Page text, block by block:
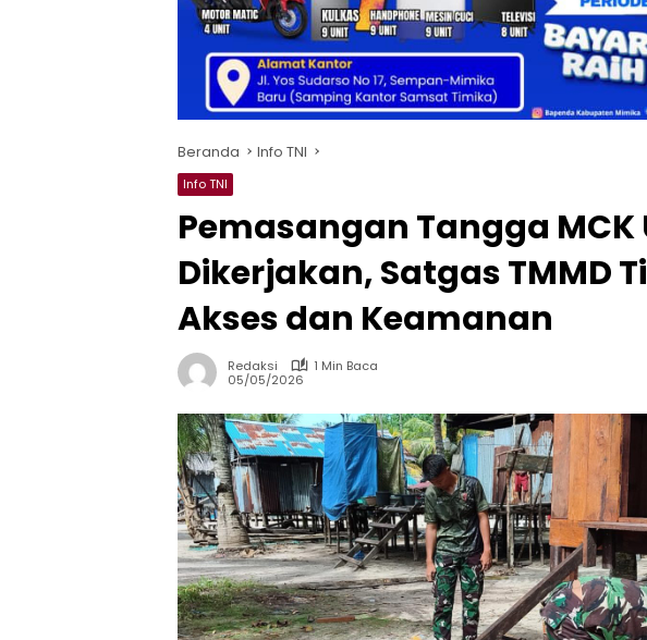
Beranda Info TNI
Info TNI
Pemasangan Tangga
Dikerjakan, Satgas TMMD
Akses dan Keamanan
Redaksi
1 Min Baca
05/05/2026